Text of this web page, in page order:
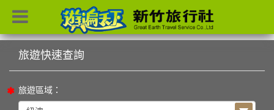
目前位置： 首頁 列表
旅遊區域：